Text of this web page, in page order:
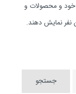
خود و محصولات و
نفر نمایش دهند.